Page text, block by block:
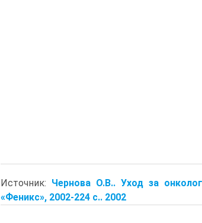
Источник: Чернова О.В.. Уход за
«Феникс», 2002-224 с.. 2002